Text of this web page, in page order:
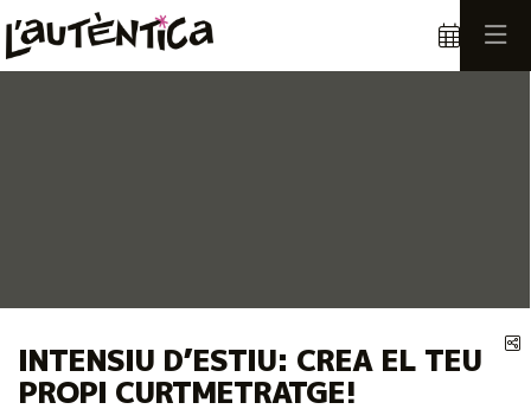
INTENSIU D’ESTIU: CREA EL TEU
PROPI CURTMETRATGE!